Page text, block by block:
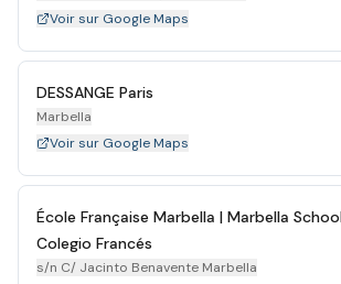
Voir sur Google Maps
DESSANGE Paris
Marbella
Voir sur Google Maps
École Française Marbella | Marbella
Colegio Francés
s/n C/ Jacinto Benavente Marbella